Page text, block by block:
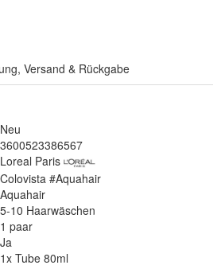
Versand & Rückgabe
Neu
3600523386567
Loreal Paris
Colovista #Aquahair
Aquahair
5-10 Haarwäschen
1 paar
Ja
1x Tube 80ml